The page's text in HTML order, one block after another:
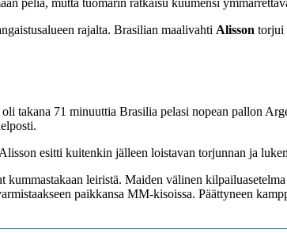
rajalta. Brasilian maalivahti Alisson torjui
takana 71 minuuttia Brasilia pelasi nopean pallon
esitti kuitenkin jälleen loistavan torjunnan ja
leiristä. Maiden välinen
paikkansa MM-kisoissa. Päättyneen